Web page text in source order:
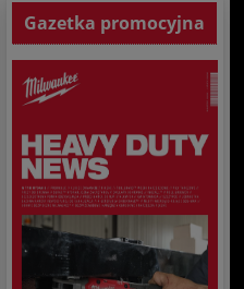
Gazetka promocyjna